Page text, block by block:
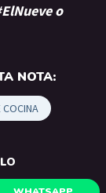
o
NOTA:
COCINA